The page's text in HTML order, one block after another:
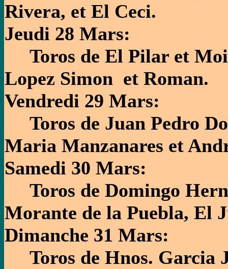
Rivera, et El Ceci.
Jeudi 28 Mars:
Toros de El Pilar et
Lopez Simon et Roman.
Vendredi 29 Mars:
Toros de Juan Pedro
Maria Manzanares et
Samedi 30 Mars:
Toros de Domingo
Morante de la Puebla, El
Dimanche 31 Mars:
Toros de Hnos. Garcia